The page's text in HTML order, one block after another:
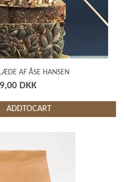
AF ÅSE HANSEN
DKK
ADDTOCART